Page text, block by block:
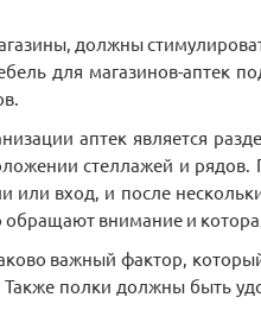
должны
для магазинов-аптек
аптек является
стеллажей и
или вход, и после
внимание и
важный фактор,
полки должны быть